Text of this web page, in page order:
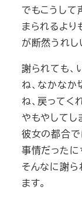
でもこうして
まられるより
が断然うれし
謝られても
ね、なかなか
ね、戻ってく
やもやしてし
彼女の都合
事情だったに
そんなに謝ら
ます。